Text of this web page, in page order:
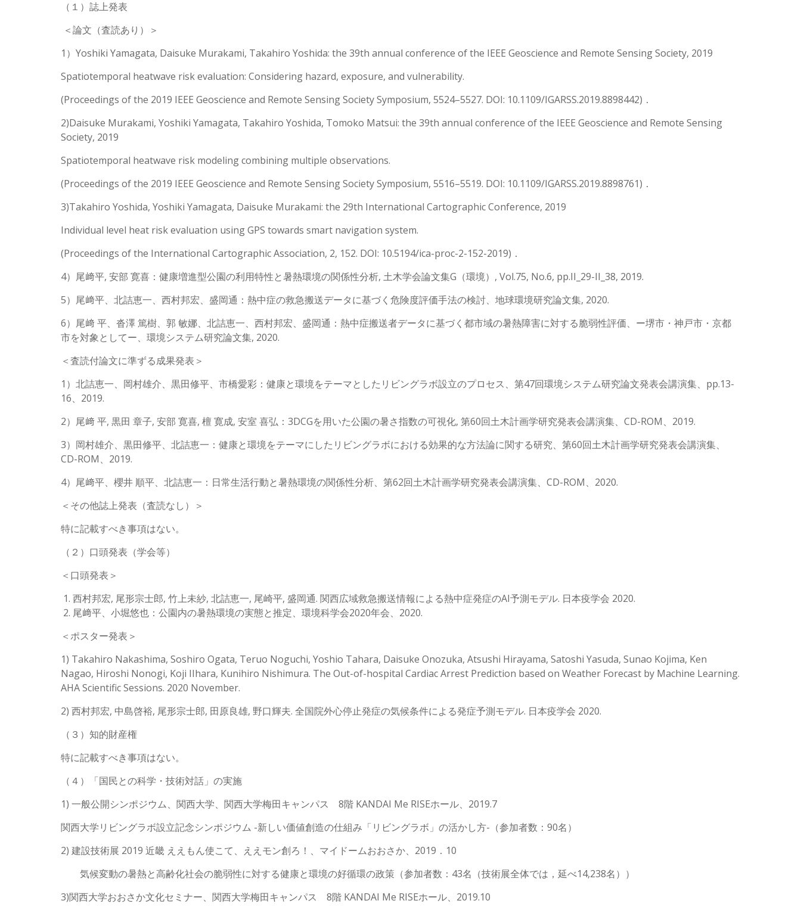
（１）誌上発表
＜論文（査読あり）＞
1）Yoshiki Yamagata, Daisuke Murakami, Takahiro Yoshida: the 39th annual conference of the IEEE Geoscience and Remote Sensing Society, 2019
Spatiotemporal heatwave risk evaluation: Considering hazard, exposure, and vulnerability.
(Proceedings of the 2019 IEEE Geoscience and Remote Sensing Society Symposium, 5524–5527. DOI: 10.1109/IGARSS.2019.8898442)．
2)Daisuke Murakami, Yoshiki Yamagata, Takahiro Yoshida, Tomoko Matsui: the 39th annual conference of the IEEE Geoscience and Remote Sensing
Society, 2019
Spatiotemporal heatwave risk modeling combining multiple observations.
(Proceedings of the 2019 IEEE Geoscience and Remote Sensing Society Symposium, 5516–5519. DOI: 10.1109/IGARSS.2019.8898761)．
3)Takahiro Yoshida, Yoshiki Yamagata, Daisuke Murakami: the 29th International Cartographic Conference, 2019
Individual level heat risk evaluation using GPS towards smart navigation system.
(Proceedings of the International Cartographic Association, 2, 152. DOI: 10.5194/ica-proc-2-152-2019)．
4）尾﨑平, 安部 寛喜：健康増進型公園の利用特性と暑熱環境の関係性分析, 土木学会論文集G（環境）, Vol.75, No.6, pp.II_29-II_38, 2019.
5）尾﨑平、北詰恵一、西村邦宏、盛岡通：熱中症の救急搬送データに基づく危険度評価手法の検討、地球環境研究論文集, 2020.
6）尾﨑 平、沓澤 篤樹、郭 敏娜、北詰恵一、西村邦宏、盛岡通：熱中症搬送者データに基づく都市域の暑熱障害に対する脆弱性評価、ー堺市・神戸市・京都
市を対象としてー、環境システム研究論文集, 2020.
＜査読付論文に準ずる成果発表＞
1）北詰恵一、岡村雄介、黒田修平、市橋愛彩：健康と環境をテーマとしたリビングラボ設立のプロセス、第47回環境システム研究論文発表会講演集、pp.13-
16、2019.
2）尾﨑 平, 黒田 章子, 安部 寛喜, 檀 寛成, 安室 喜弘：3DCGを用いた公園の暑さ指数の可視化, 第60回土木計画学研究発表会講演集、CD-ROM、2019.
3）岡村雄介、黒田修平、北詰恵一：健康と環境をテーマにしたリビングラボにおける効果的な方法論に関する研究、第60回土木計画学研究発表会講演集、
CD-ROM、2019.
4）尾﨑平、櫻井 順平、北詰恵一：日常生活行動と暑熱環境の関係性分析、第62回土木計画学研究発表会講演集、CD-ROM、2020.
＜その他誌上発表（査読なし）＞
特に記載すべき事項はない。
（２）口頭発表（学会等）
＜口頭発表＞
西村邦宏, 尾形宗士郎, 竹上未紗, 北詰恵一, 尾崎平, 盛岡通. 関西広域救急搬送情報による熱中症発症のAI予測モデル. 日本疫学会 2020.
尾﨑平、小堀悠也：公園内の暑熱環境の実態と推定、環境科学会2020年会、2020.
＜ポスター発表＞
1) Takahiro Nakashima, Soshiro Ogata, Teruo Noguchi, Yoshio Tahara, Daisuke Onozuka, Atsushi Hirayama, Satoshi Yasuda, Sunao Kojima, Ken
Nagao, Hiroshi Nonogi, Koji IIhara, Kunihiro Nishimura. The Out-of-hospital Cardiac Arrest Prediction based on Weather Forecast by Machine Learning.
AHA Scientific Sessions. 2020 November.
2) 西村邦宏, 中島啓裕, 尾形宗士郎, 田原良雄, 野口輝夫. 全国院外心停止発症の気候条件による発症予測モデル. 日本疫学会 2020.
（３）知的財産権
特に記載すべき事項はない。
（４）「国民との科学・技術対話」の実施
1) 一般公開シンポジウム、関西大学、関西大学梅田キャンパス 8階 KANDAI Me RISEホール、2019.7
関西大学リビングラボ設立記念シンポジウム -新しい価値創造の仕組み「リビングラボ」の活かし方-（参加者数：90名）
2) 建設技術展 2019 近畿 ええもん使こて、ええモン創ろ！、マイドームおおさか、2019．10
気候変動の暑熱と高齢化社会の脆弱性に対する健康と環境の好循環の政策（参加者数：43名（技術展全体では，延べ14,238名））
3)関西大学おおさか文化セミナー、関西大学梅田キャンパス 8階 KANDAI Me RISEホール、2019.10